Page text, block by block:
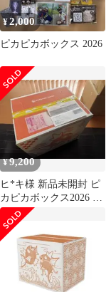
¥2,000
ピカピカボックス 2026
¥9,200
ヒ*キ様 新品未開封 ピ
カピカボックス2026 ポ
ケモン